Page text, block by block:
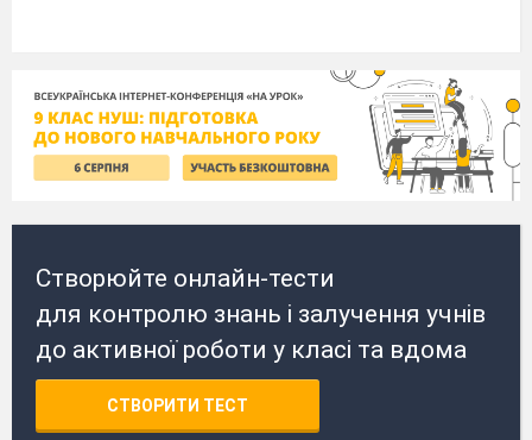
Створюйте онлайн-тести
для контролю знань і залучення учнів
до активної роботи у класі та вдома
СТВОРИТИ ТЕСТ